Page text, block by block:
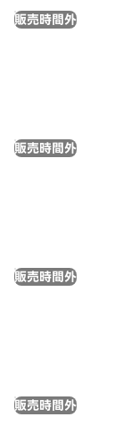
販売時間外
販売時間外
販売時間外
販売時間外